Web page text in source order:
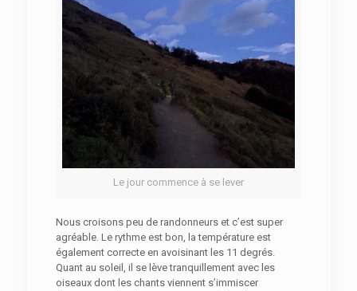
Le jour commence à se lever
Nous croisons peu de randonneurs et c’est super
agréable. Le rythme est bon, la température est
également correcte en avoisinant les 11 degrés.
Quant au soleil, il se lève tranquillement avec les
oiseaux dont les chants viennent s’immiscer